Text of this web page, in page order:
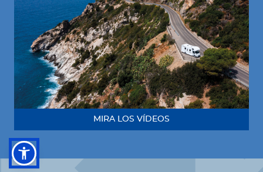
MIRA LOS VÍDEOS